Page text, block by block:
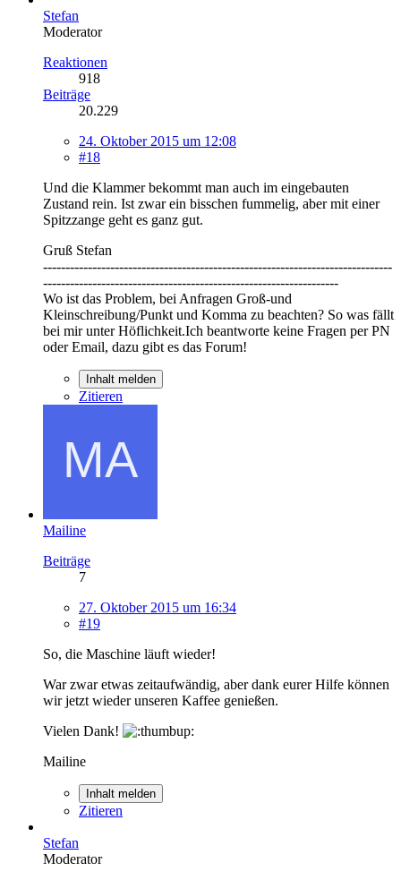
Stefan
Moderator
Reaktionen
918
Beiträge
20.229
24. Oktober 2015 um 12:08
#18
Und die Klammer bekommt man auch im eingebauten
Zustand rein. Ist zwar ein bisschen fummelig, aber mit einer
Spitzzange geht es ganz gut.
Gruß Stefan
------------------------------------------------------------------------------
------------------------------------------------------------------
Wo ist das Problem, bei Anfragen Groß-und
Kleinschreibung/Punkt und Komma zu beachten? So was fällt
bei mir unter Höflichkeit.Ich beantworte keine Fragen per PN
oder Email, dazu gibt es das Forum!
Inhalt melden
Zitieren
Mailine
Beiträge
7
27. Oktober 2015 um 16:34
#19
So, die Maschine läuft wieder!
War zwar etwas zeitaufwändig, aber dank eurer Hilfe können
wir jetzt wieder unseren Kaffee genießen.
Vielen Dank!
Mailine
Inhalt melden
Zitieren
Stefan
Moderator